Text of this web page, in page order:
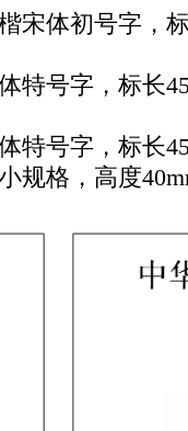
宋体初号字，
特号字，标长
特号字，标长
规格，高度